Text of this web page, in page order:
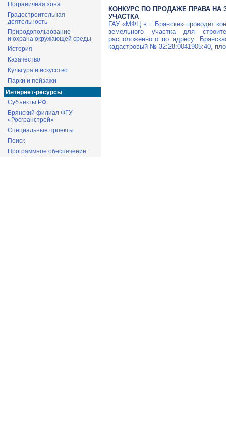
Пограничная зона
Градостроительная
деятельность
Природопользование
и охрана окружающей среды
История
Казачество
Культура и искусство
Парки и пейзажи
Интернет-ресурсы
Субъекты РФ
Брянский филиал ФГУ
«Росгранстрой»
Специальные проекты
Поиск
Программное обеспечение
КОНКУРС ПО ПРОДАЖЕ ПРАВА
УЧАСТКА
ГАУ «МФЦ в г. Брянске» проводит
земельного участка для
расположенного по адресу:
кадастровый № 32:28:0041905:40,